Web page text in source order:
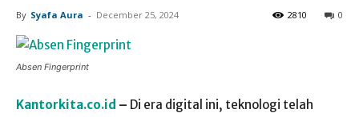
By Syafa Aura - December 25, 2024 0
2810
Absen Fingerprint
Kantorkita.co.id – Di era digital ini, teknologi telah